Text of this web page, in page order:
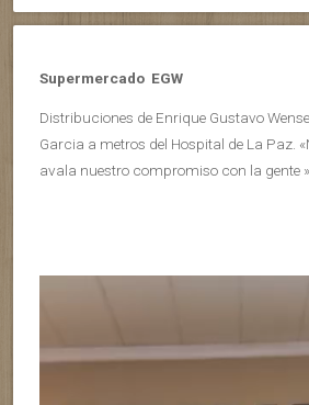
Supermercado EGW
Distribuciones de Enrique Gustavo
Garcia a metros del Hospital de La Paz.
avala nuestro compromiso con la gente